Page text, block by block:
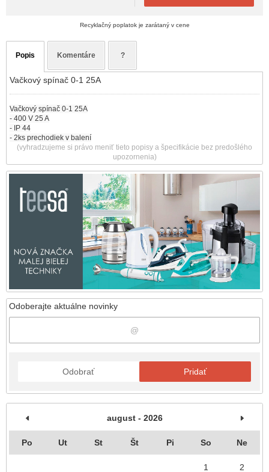
Odoberajte aktuálne novinky
Odobrať Pridať
august - 2026
Po Ut St Št Pi So Ne
1 2
Recyklačný poplatok je zarátaný v cene
Popis Komentáre ?
Vačkový spínač 0-1 25A
Vačkový spínač 0-1 25A
- 400 V 25 A
- IP 44
- 2ks prechodiek v balení
(vyhradzujeme si právo meniť tieto popisy a špecifikácie bez predošlého
upozornenia)